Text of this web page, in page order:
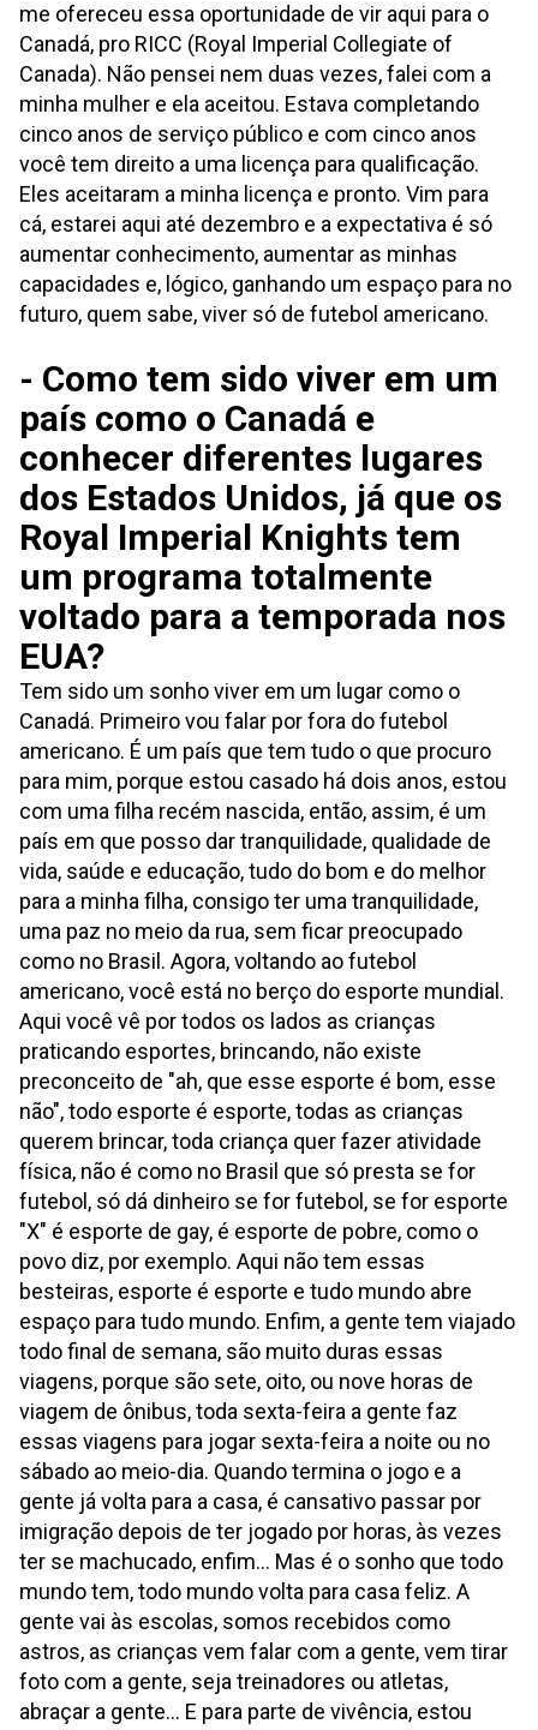
me ofereceu essa oportunidade de vir aqui para o
Canadá, pro RICC (Royal Imperial Collegiate of
Canada). Não pensei nem duas vezes, falei com a
minha mulher e ela aceitou. Estava completando
cinco anos de serviço público e com cinco anos
você tem direito a uma licença para qualificação.
Eles aceitaram a minha licença e pronto. Vim para
cá, estarei aqui até dezembro e a expectativa é só
aumentar conhecimento, aumentar as minhas
capacidades e, lógico, ganhando um espaço para no
futuro, quem sabe, viver só de futebol americano.
- Como tem sido viver em um
país como o Canadá e
conhecer diferentes lugares
dos Estados Unidos, já que os
Royal Imperial Knights tem
um programa totalmente
voltado para a temporada nos
EUA?
Tem sido um sonho viver em um lugar como o
Canadá. Primeiro vou falar por fora do futebol
americano. É um país que tem tudo o que procuro
para mim, porque estou casado há dois anos, estou
com uma filha recém nascida, então, assim, é um
país em que posso dar tranquilidade, qualidade de
vida, saúde e educação, tudo do bom e do melhor
para a minha filha, consigo ter uma tranquilidade,
uma paz no meio da rua, sem ficar preocupado
como no Brasil. Agora, voltando ao futebol
americano, você está no berço do esporte mundial.
Aqui você vê por todos os lados as crianças
praticando esportes, brincando, não existe
preconceito de "ah, que esse esporte é bom, esse
não", todo esporte é esporte, todas as crianças
querem brincar, toda criança quer fazer atividade
física, não é como no Brasil que só presta se for
futebol, só dá dinheiro se for futebol, se for esporte
"X" é esporte de gay, é esporte de pobre, como o
povo diz, por exemplo. Aqui não tem essas
besteiras, esporte é esporte e tudo mundo abre
espaço para tudo mundo. Enfim, a gente tem viajado
todo final de semana, são muito duras essas
viagens, porque são sete, oito, ou nove horas de
viagem de ônibus, toda sexta-feira a gente faz
essas viagens para jogar sexta-feira a noite ou no
sábado ao meio-dia. Quando termina o jogo e a
gente já volta para a casa, é cansativo passar por
imigração depois de ter jogado por horas, às vezes
ter se machucado, enfim... Mas é o sonho que todo
mundo tem, todo mundo volta para casa feliz. A
gente vai às escolas, somos recebidos como
astros, as crianças vem falar com a gente, vem tirar
foto com a gente, seja treinadores ou atletas,
abraçar a gente... E para parte de vivência, estou